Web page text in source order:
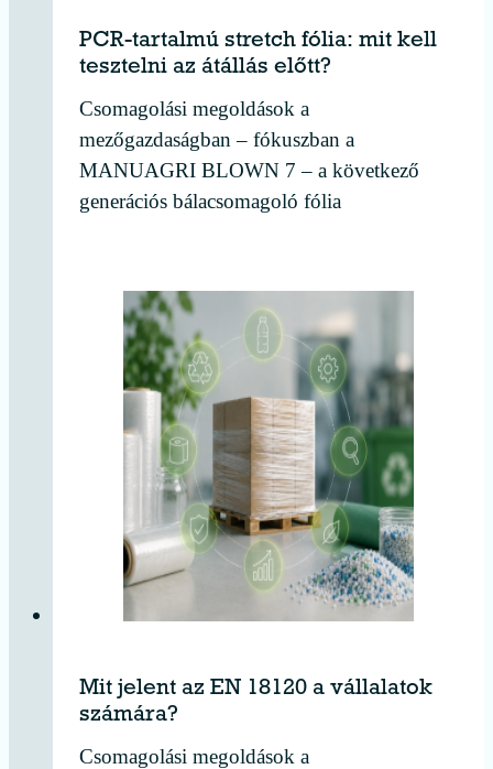
PCR-tartalmú stretch fólia: mit kell
tesztelni az átállás előtt?
Csomagolási megoldások a
mezőgazdaságban – fókuszban a
MANUAGRI BLOWN 7 – a következő
generációs bálacsomagoló fólia
Mit jelent az EN 18120 a vállalatok
számára?
Csomagolási megoldások a